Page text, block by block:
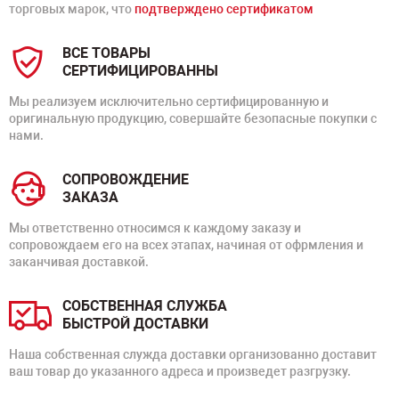
торговых марок, что подтверждено сертификатом
ВСЕ ТОВАРЫ
СЕРТИФИЦИРОВАННЫ
Мы реализуем исключительно сертифицированную и
оригинальную продукцию, совершайте безопасные покупки с
нами.
СОПРОВОЖДЕНИЕ
ЗАКАЗА
Мы ответственно относимся к каждому заказу и
сопровождаем его на всех этапах, начиная от офрмления и
заканчивая доставкой.
СОБСТВЕННАЯ СЛУЖБА
БЫСТРОЙ ДОСТАВКИ
Наша собственная служда доставки организованно доставит
ваш товар до указанного адреса и произведет разгрузку.